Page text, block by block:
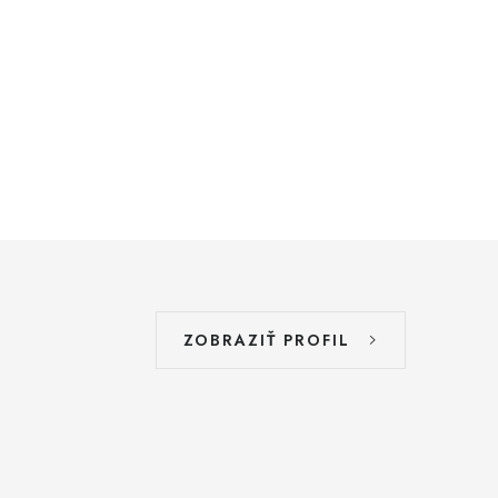
ZOBRAZIŤ PROFIL